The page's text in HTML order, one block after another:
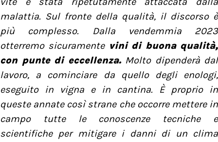
malattia. Sul fronte della qualità, il discorso è
più complesso. Dalla vendemmia 2023
otterremo sicuramente vini di buona qualità,
con punte di eccellenza.Molto dipenderà dal
lavoro, a cominciare da quello degli enologi,
eseguito in vigna e in cantina. È proprio in
queste annate così strane che occorre mettere in
campo tutte le conoscenze tecniche e
scientifiche per mitigare i danni di un clima